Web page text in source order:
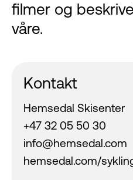
filmer og
våre.
Kontakt
Hemsedal Skisenter
+47 32 05 50 30
info@hemsedal.com
hemsedal.com/